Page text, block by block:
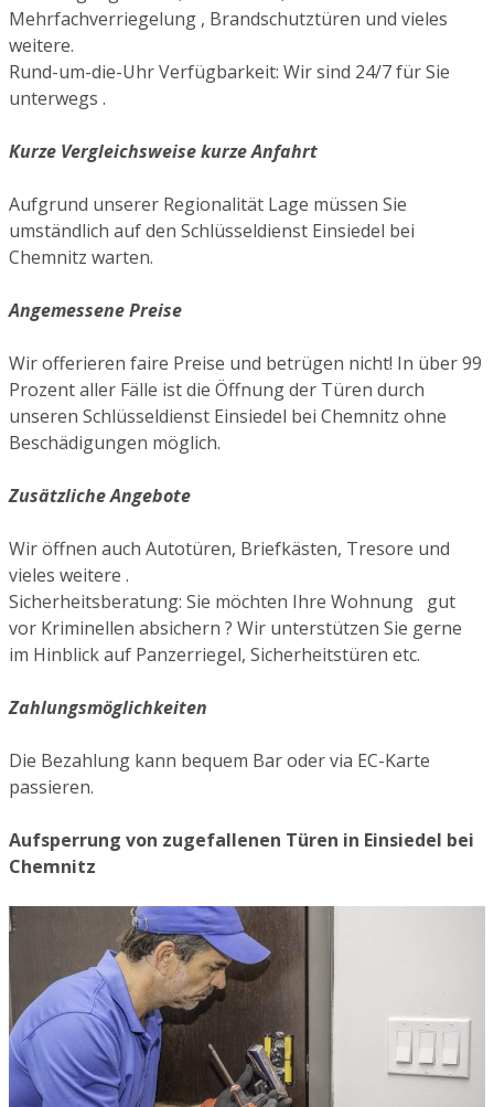
Mehrfachverriegelung , Brandschutztüren und vieles
weitere.
Rund-um-die-Uhr Verfügbarkeit: Wir sind 24/7 für Sie
unterwegs .
Kurze Vergleichsweise kurze Anfahrt
Aufgrund unserer Regionalität Lage müssen Sie
umständlich auf den Schlüsseldienst Einsiedel bei
Chemnitz warten.
Angemessene Preise
Wir offerieren faire Preise und betrügen nicht! In über 99
Prozent aller Fälle ist die Öffnung der Türen durch
unseren Schlüsseldienst Einsiedel bei Chemnitz ohne
Beschädigungen möglich.
Zusätzliche Angebote
Wir öffnen auch Autotüren, Briefkästen, Tresore und
vieles weitere .
Sicherheitsberatung: Sie möchten Ihre Wohnung gut
vor Kriminellen absichern ? Wir unterstützen Sie gerne
im Hinblick auf Panzerriegel, Sicherheitstüren etc.
Zahlungsmöglichkeiten
Die Bezahlung kann bequem Bar oder via EC-Karte
passieren.
Aufsperrung von zugefallenen Türen in Einsiedel bei
Chemnitz